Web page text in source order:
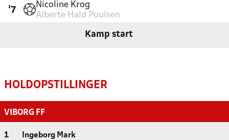
'7
Nicoline Krog
Alberte Hald Poulsen
Kamp start
HOLDOPSTILLINGER
VIBORG FF
1 Ingeborg Mark